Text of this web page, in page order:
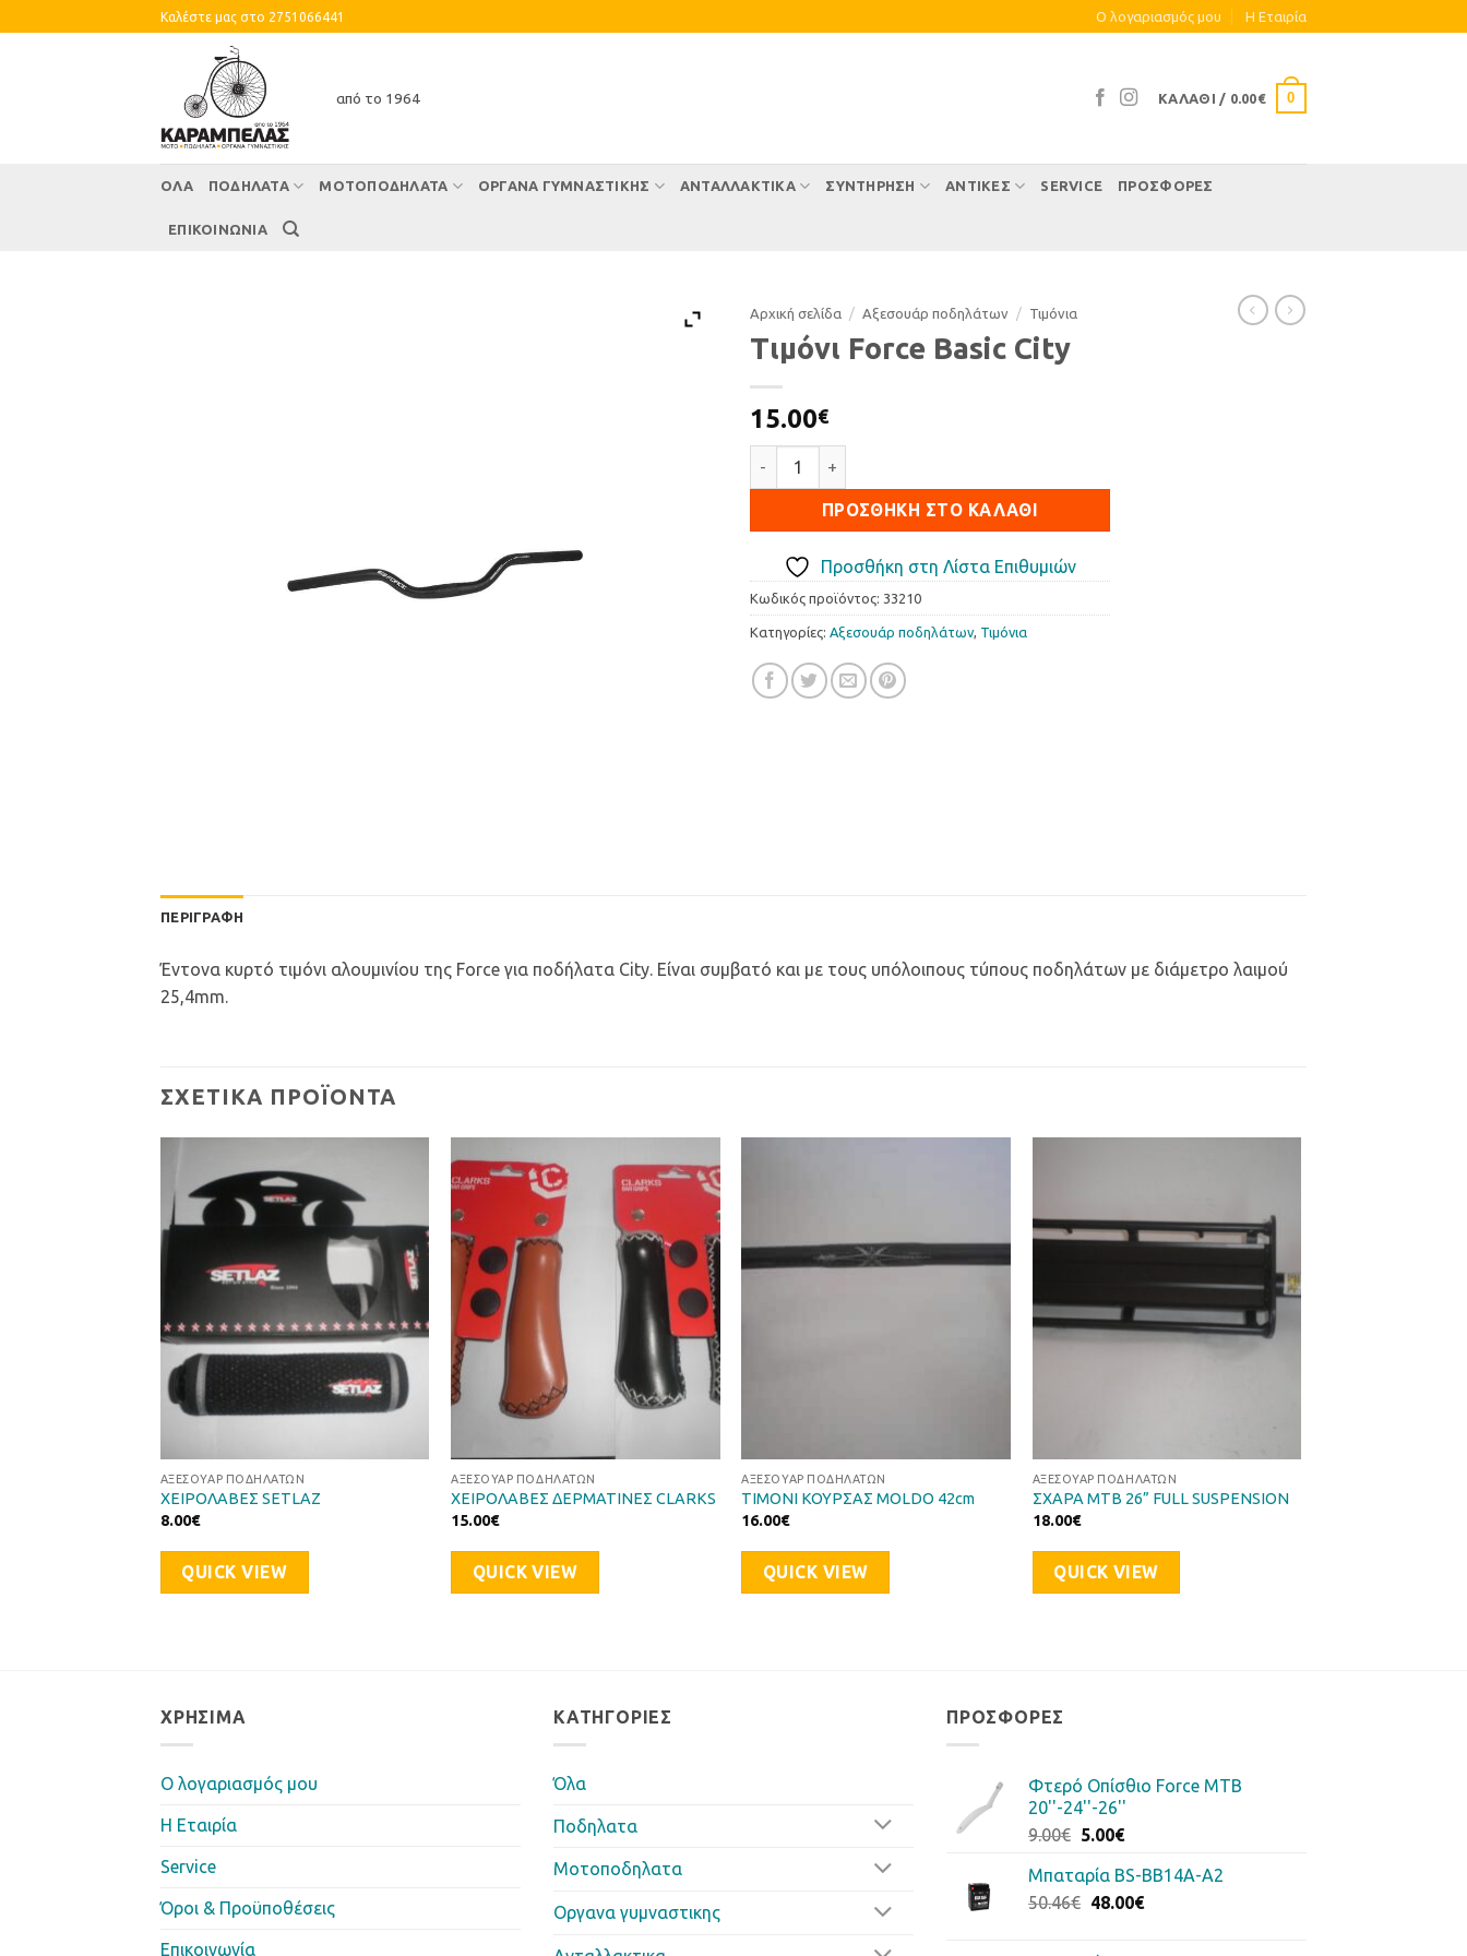
to
Καλέστε μας στο 2751066441 Ο λογαριασμός μου Η Eταιρία
από το 1964 ΚΑΛΆΘΙ / 0.00€ 0
ΌΛΑ ΠΟΔΗΛΑΤΑ ΜΟΤΟΠΟΔΗΛΑΤΑ ΟΡΓΑΝΑ ΓΥΜΝΑΣΤΙΚΗΣ ΑΝΤΑΛΛΑΚΤΙΚΑ ΣΥΝΤΉΡΗΣΗ ΑΝΤΊΚΕΣ SERVICE ΠΡΟΣΦΟΡΕΣ
ΕΠΙΚΟΙΝΩΝΙΑ
Αρχική σελίδα / Αξεσουάρ ποδηλάτων / Τιµόνια
Τιμόνι Force Basic City
15.00€
ΠΡΟΣΘΉΚΗ ΣΤΟ ΚΑΛΆΘΙ
Προσθήκη στη Λίστα Επιθυμιών
Κωδικός προϊόντος: 33210
Κατηγορίες: Αξεσουάρ ποδηλάτων, Τιµόνια
ΠΕΡΙΓΡΑΦΉ
Έντονα κυρτό τιμόνι αλουμινίου της Force για ποδήλατα City. Είναι συμβατό και με τους υπόλοιπους τύπους ποδηλάτων με διάμετρο λαιμού
25,4mm.
ΣΧΕΤΙΚΆ ΠΡΟΪΌΝΤΑ
Προσθήκη
στη Λίστα
Επιθυμιών
ΑΞΕΣΟΥΆΡ ΠΟΔΗΛΆΤΩΝ
ΧΕΙΡΟΛΑΒΕΣ SETLAZ
8.00€
QUICK VIEW
στη Λίστα
Επιθυμιών
ΑΞΕΣΟΥΆΡ ΠΟΔΗΛΆΤΩΝ
ΧΕΙΡΟΛΑΒΕΣ ΔΕΡΜΑΤΙΝΕΣ CLARKS
15.00€
QUICK VIEW
ΑΞΕΣΟΥΆΡ ΠΟΔΗΛΆΤΩΝ
ΤΙΜΟΝΙ ΚΟΥΡΣΑΣ MOLDO 42cm
16.00€
QUICK VIEW
στη Λίστα
Επιθυμιών
ΑΞΕΣΟΥΆΡ ΠΟΔΗΛΆΤΩΝ
ΣΧΑΡΑ ΜΤΒ 26” FULL SUSPENSION
18.00€
QUICK VIEW
ΧΡΉΣΙΜΑ
Ο λογαριασμός μου
Η Eταιρία
Service
Όροι & Προϋποθέσεις
Επικοινωνία
ΚΑΤΗΓΟΡΊΕΣ
Όλα
Ποδηλατα
Μοτοποδηλατα
Οργανα γυμναστικης
ΠΡΟΣΦΟΡΈΣ
Φτερό Οπίσθιο Force MTB
20''-24''-26''
9.00€ Original
was:
9.00€.
5.00€Η
τιμή
είναι:
Μπαταρία BS-BB14A-A2
50.46€ Original
48.00€Η